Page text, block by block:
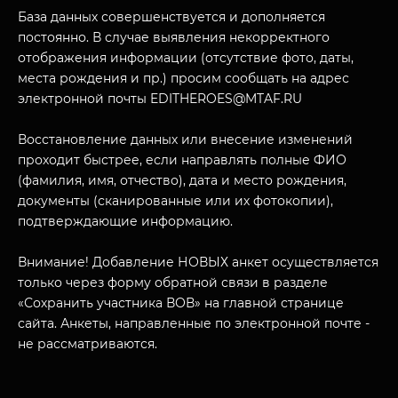
База данных совершенствуется и дополняется
постоянно. В случае выявления некорректного
отображения информации (отсутствие фото, даты,
места рождения и пр.) просим сообщать на адрес
электронной почты EDITHEROES@MTAF.RU
Восстановление данных или внесение изменений
проходит быстрее, если направлять полные ФИО
(фамилия, имя, отчество), дата и место рождения,
документы (сканированные или их фотокопии),
подтверждающие информацию.
Внимание! Добавление НОВЫХ анкет осуществляется
только через форму обратной связи в разделе
«Сохранить участника ВОВ» на главной странице
сайта. Анкеты, направленные по электронной почте -
не рассматриваются.